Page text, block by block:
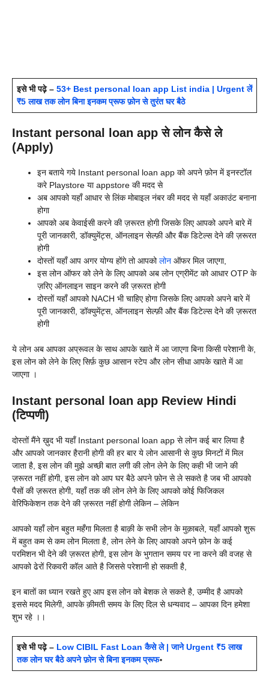
इसे भी पढ़े – 53+ Best personal loan app List india | Urgent लें
₹5 लाख तक लोन बिना इनकम प्रूफ फ़ोन से तुरंत घर बैठे
Instant personal loan app से लोन कैसे ले
(Apply)
इन बताये गये Instant personal loan app को अपने फ़ोन में इनस्टॉल
करे Playstore या appstore की मदद से
अब आपको यहाँ आधार से लिंक मोबाइल नंबर की मदद से यहाँ अकाउंट बनाना
होगा
आपको अब केवाईसी करने की ज़रूरत होगी जिसके लिए आपको अपने बारे में
पूरी जानकारी, डॉक्युमेंट्स, ऑनलाइन सेल्फ़ी और बैंक डिटेल्स देने की ज़रूरत
होगी
दोस्तों यहाँ आप अगर योग्य होंगे तो आपकोलोन ऑफर मिल जाएगा,
इस लोन ऑफर को लेने के लिए आपको अब लोन एग्रीमेंट को आधार OTP के
ज़रिए ऑनलाइन साइन करने की ज़रूरत होगी
दोस्तों यहाँ आपको NACH भी चाहिए होगा जिसके लिए आपको अपने बारे में
पूरी जानकारी, डॉक्युमेंट्स, ऑनलाइन सेल्फ़ी और बैंक डिटेल्स देने की ज़रूरत
होगी
ये लोन अब आपका अप्रूवल के साथ आपके खाते में आ जाएगा बिना किसी परेशानी के,
इस लोन को लेने के लिए सिर्फ़ कुछ आसान स्टेप और लोन सीधा आपके खाते में आ
जाएगा ।
Instant personal loan app Review Hindi
(टिप्पणी)
दोस्तों मैंने ख़ुद भी यहाँ Instant personal loan app से लोन कई बार लिया है
और आपको जानकार हैरानी होगी की हर बार ये लोन आसानी से कुछ मिनटों में मिल
जाता है, इस लोन की मुझे अच्छी बात लगी की लोन लेने के लिए कही भी जाने की
ज़रूरत नहीं होगी, इस लोन को आप घर बैठे अपने फ़ोन से ले सकते है जब भी आपको
पैसों की ज़रूरत होगी, यहाँ तक की लोन लेने के लिए आपको कोई फिजिकल
वेरिफिकेशन तक देने की ज़रूरत नहीं होगी लेकिन – लेकिन
आपको यहाँ लोन बहुत महँगा मिलता है बाक़ी के सभी लोन के मुक़ाबले, यहाँ आपको शुरू
में बहुत कम से कम लोन मिलता है, लोन लेने के लिए आपको अपने फ़ोन के कई
परमिशन भी देने की ज़रूरत होगी, इस लोन के भुगतान समय पर ना करने की वजह से
आपको ढेरों रिकवरी कॉल आते है जिससे परेशानी हो सकती है,
इन बातों का ध्यान रखते हुए आप इस लोन को बेशक ले सकते है, उम्मीद है आपको
इससे मदद मिलेगी, आपके क़ीमती समय के लिए दिल से धन्यवाद – आपका दिन हमेशा
शुभ रहे ।।
इसे भी पढ़े – Low CIBIL Fast Loan कैसे ले | जाने Urgent ₹5 लाख
तक लोन घर बैठे अपने फ़ोन से बिना इनकम प्रूफ॰